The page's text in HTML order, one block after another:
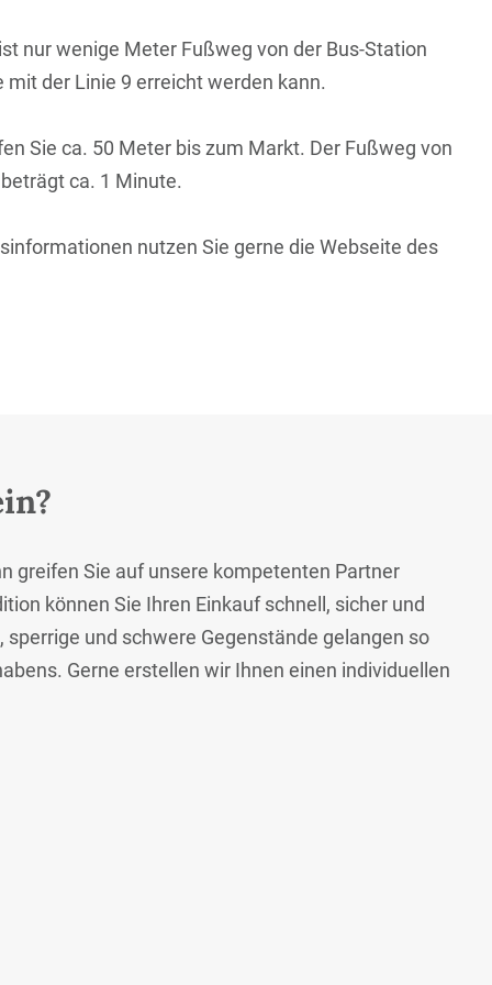
nur wenige Meter Fußweg von der Bus-Station
mit der Linie 9 erreicht werden kann.
Sie ca. 50 Meter bis zum Markt. Der Fußweg von
ca. 1 Minute.
nutzen Sie gerne die Webseite des
greifen Sie auf unsere kompetenten Partner
können Sie Ihren Einkauf schnell, sicher und
und schwere Gegenstände gelangen so
Gerne erstellen wir Ihnen einen individuellen